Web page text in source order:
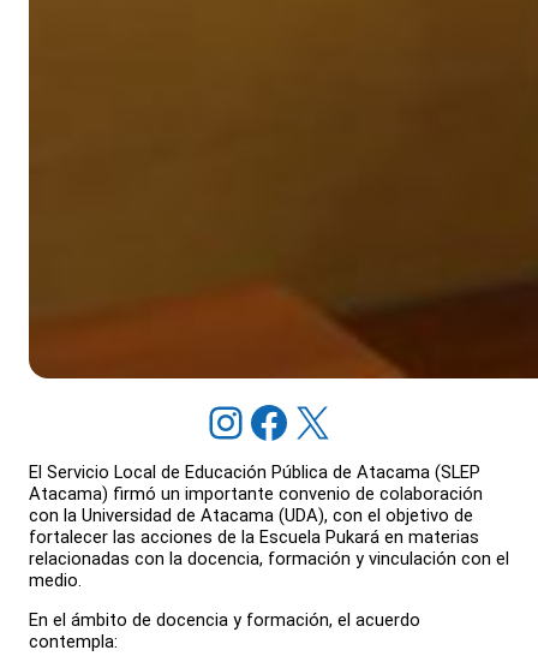
Instagram Facebook X
El Servicio Local de Educación Pública de Atacama (SLEP
Atacama) firmó un importante convenio de colaboración
con la Universidad de Atacama (UDA), con el objetivo de
fortalecer las acciones de la Escuela Pukará en materias
relacionadas con la docencia, formación y vinculación con el
medio.
En el ámbito de docencia y formación, el acuerdo
contempla: